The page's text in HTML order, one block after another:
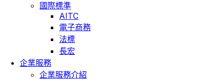
國際標準
AITC
電子商務
法標
長宏
企業服務
企業服務介紹